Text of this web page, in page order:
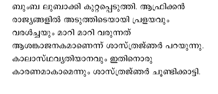
ബുംബ ലുബാക്കി കുറ്റപ്പെടുത്തി. ആഫ്രിക്കന്‍
രാജ്യങ്ങളില്‍ അടുത്തിടെയായി പ്രളയവും
വരള്‍ച്ചയും മാറി മാറി വരുന്നത്
ആശങ്കാജനകമാണെന്ന് ശാസ്ത്രജ്ഞര്‍ പറയുന്നു.
കാലാസ്ഥവ്യതിയാനവും ഇതിനൊരു
കാരണമാകാമെന്നും ശാസ്ത്രജ്ഞര്‍ ചൂണ്ടിക്കാട്ടി.